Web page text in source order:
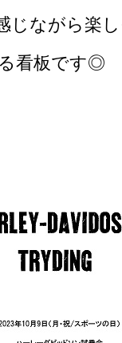
じながら楽
看板です◎